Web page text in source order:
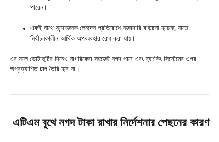
পারেন।
একই সাথে সন্দেহজনক লেনদেন প্রতিরোধে নজরদারি বাড়ানো হয়েছে, যাতে
নির্বাচনকালীন আর্থিক অপব্যবহার রোধ করা যায়।
এর ফলে ভোটাভুটির দিনেও নাগরিকেরা সহজেই নগদ পাবে এবং ব্যাংকিং সিস্টেমের ওপর
অপ্রত্যাশিত চাপ তৈরি হবে না।
এটিএম বুথে নগদ টাকা রাখার নির্দেশনার পেছনের কারণ